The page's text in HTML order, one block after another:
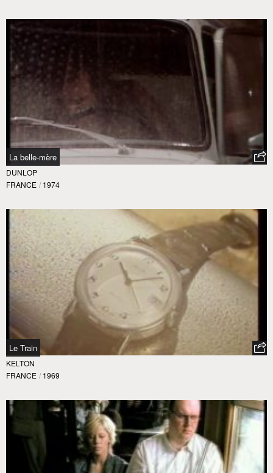
La belle-mère
DUNLOP
FRANCE / 1974
Le Train
KELTON
FRANCE / 1969